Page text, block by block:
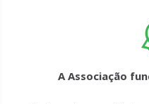
A Associação